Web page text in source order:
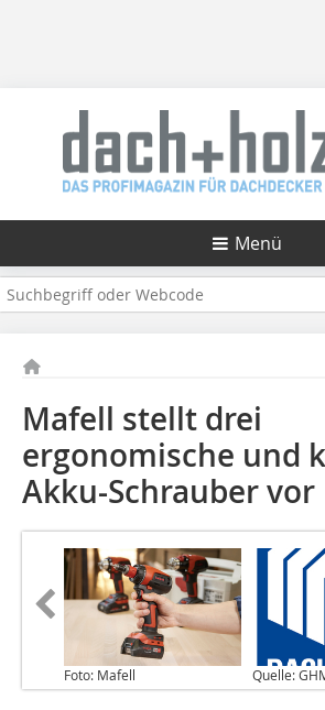
Menü
Mafell stellt drei
ergonomische und
Akku-Schrauber vor
Foto: Mafell Quelle: